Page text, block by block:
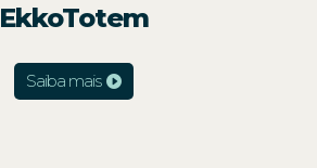
EkkoTotem
Saiba mais